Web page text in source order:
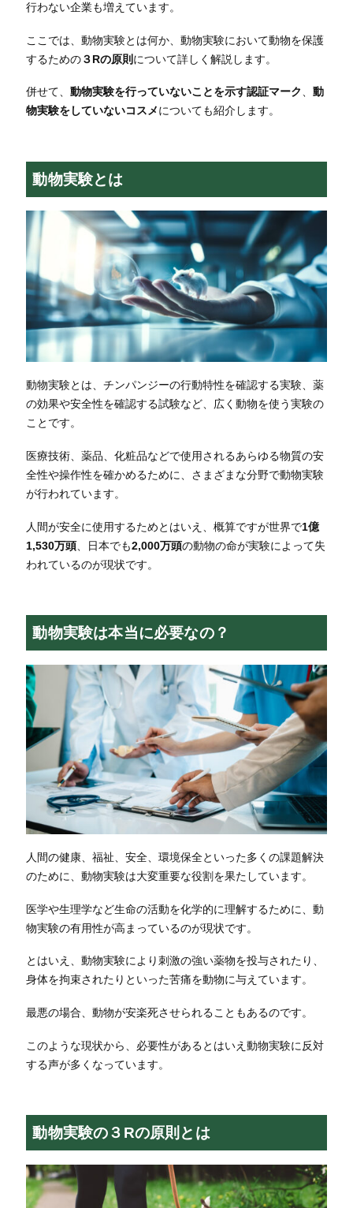
行わない企業も増えています。
ここでは、動物実験とは何か、動物実験において動物を保護
するための３Rの原則 について詳しく解説します。
併せて、 動物実験を行っていないことを示す認証マーク、 動
物実験をしていないコスメについても紹介します。
動物実験とは
動物実験とは、チンパンジーの行動特性を確認する実験、薬
の効果や安全性を確認する試験など、広く動物を使う実験の
ことです。
医療技術、薬品、化粧品などで使用されるあらゆる物質の安
全性や操作性を確かめるために、さまざまな分野で動物実験
が行われています。
人間が安全に使用するためとはいえ、概算ですが世界で1億
1,530万頭、日本でも2,000万頭の動物の命が実験によって失
われているのが現状です。
動物実験は本当に必要なの？
人間の健康、福祉、安全、環境保全といった多くの課題解決
のために、動物実験は大変重要な役割を果たしています。
医学や生理学など生命の活動を化学的に理解するために、動
物実験の有用性が高まっているのが現状です。
とはいえ、動物実験により刺激の強い薬物を投与されたり、
身体を拘束されたりといった苦痛を動物に与えています。
最悪の場合、動物が安楽死させられることもあるのです。
このような現状から、必要性があるとはいえ動物実験に反対
する声が多くなっています。
動物実験の３Rの原則とは